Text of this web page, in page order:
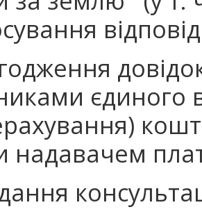
єдиного
надавачем